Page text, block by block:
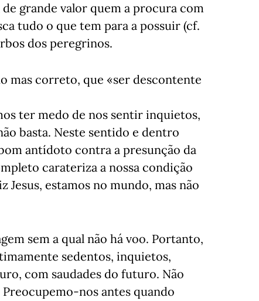
grande valor quem a procura com
tudo o que tem para a possuir (cf.
dos peregrinos.
mas correto, que «ser descontente
ter medo de nos sentir inquietos,
basta. Neste sentido e dentro
antídoto contra a presunção da
carateriza a nossa condição
estamos no mundo, mas não
sem a qual não há voo. Portanto,
sedentos, inquietos,
com saudades do futuro. Não
nos antes quando